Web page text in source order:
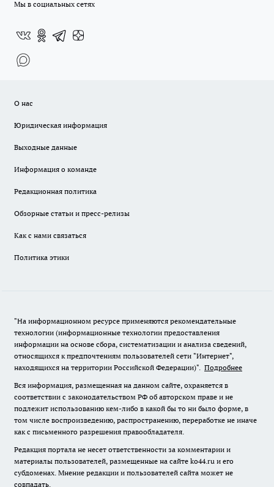
Мы в социальных сетях
О нас
Юридическая информация
Выходные данные
Информация о команде
Редакционная политика
Обзорные статьи и пресс-релизы
Как с нами связаться
Политика этики
"На информационном ресурсе применяются рекомендательные
технологии (информационные технологии предоставления
информации на основе сбора, систематизации и анализа сведений,
относящихся к предпочтениям пользователей сети "Интернет",
находящихся на территории Российской Федерации)". Подробнее
Вся информация, размещенная на данном сайте, охраняется в
соответствии с законодательством РФ об авторском праве и не
подлежит использованию кем-либо в какой бы то ни было форме, в
том числе воспроизведению, распространению, переработке не иначе
как с письменного разрешения правообладателя.
Редакция портала не несет ответственности за комментарии и
материалы пользователей, размещенные на сайте ko44.ru и его
субдоменах. Мнение редакции и пользователей сайта может не
совпадать.